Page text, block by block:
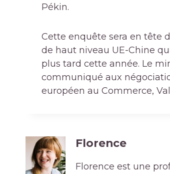
Pékin.
Cette enquête sera en tête
de haut niveau UE-Chine
plus tard cette année. Le
communiqué aux
européen au Commerce,
Florence
Florence est une